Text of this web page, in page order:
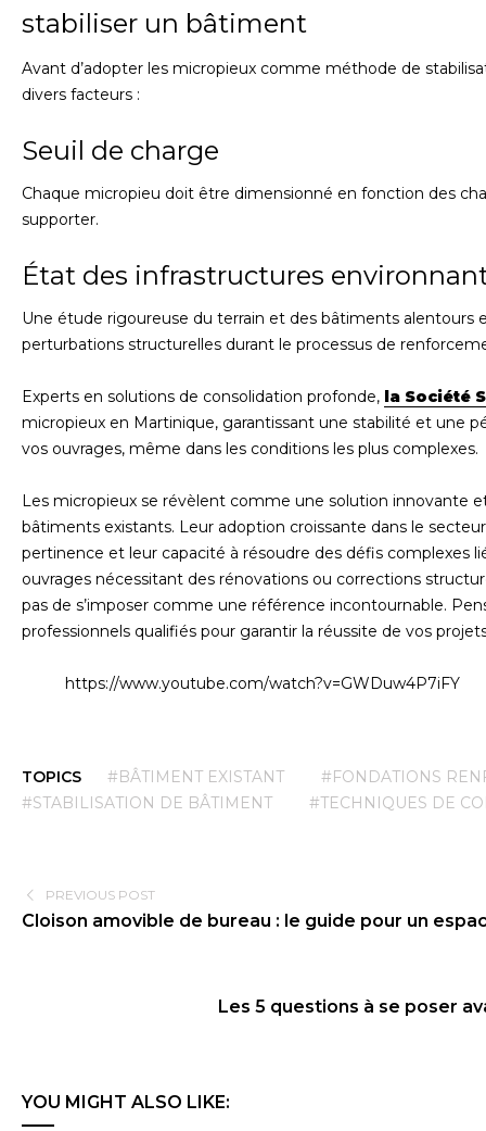
stabiliser un bâtiment
Avant d’adopter les micropieux comme méthode de
divers facteurs :
Seuil de charge
Chaque micropieu doit être dimensionné en fonction des
supporter.
État des infrastructures
Une étude rigoureuse du terrain et des bâtiments alentours
perturbations structurelles durant le processus de
Experts en solutions de consolidation profonde, la Société
micropieux en Martinique, garantissant une stabilité et une
vos ouvrages, même dans les conditions les plus complexes.
Les micropieux se révèlent comme une solution innovante
bâtiments existants. Leur adoption croissante dans le
pertinence et leur capacité à résoudre des défis complexes
ouvrages nécessitant des rénovations ou corrections
pas de s’imposer comme une référence incontournable.
professionnels qualifiés pour garantir la réussite de vos
https://www.youtube.com/watch?v=GWDuw4P7iFY
TOPICS #BÂTIMENT EXISTANT
#FONDATIONS
#STABILISATION DE BÂTIMENT
#TECHNIQUES DE
PREVIOUS POST
Cloison amovible de bureau : le guide pour un
Les 5 questions à se poser
YOU MIGHT ALSO LIKE: